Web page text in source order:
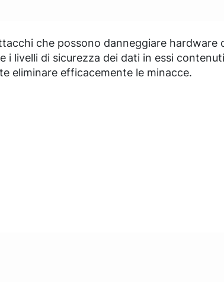
che possono danneggiare
i livelli di sicurezza dei dati in essi
eliminare efficacemente le minacce.